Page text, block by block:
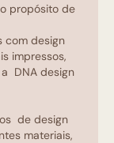
propósito de
com design
impressos,
DNA design
de design
materiais,